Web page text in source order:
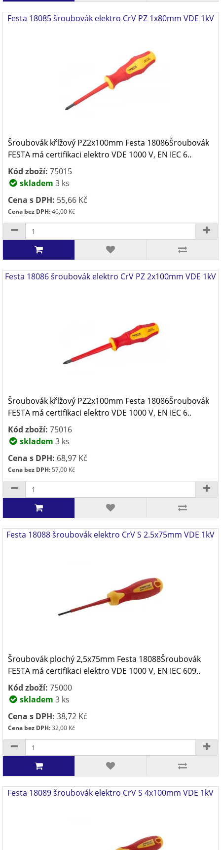
Festa 18085 šroubovák elektro CrV PZ 1x80mm VDE 1kV
Šroubovák křížový PZ2x100mm Festa 18086Šroubovák
FESTA má certifikaci elektro VDE 1000 V, EN IEC 6..
Kód zboží: 75015
skladem 3 ks
Cena s DPH: 55,66 Kč
Cena bez DPH:46,00 Kč
Festa 18086 šroubovák elektro CrV PZ 2x100mm VDE 1kV
Šroubovák křížový PZ2x100mm Festa 18086Šroubovák
FESTA má certifikaci elektro VDE 1000 V, EN IEC 6..
Kód zboží: 75016
skladem 3 ks
Cena s DPH: 68,97 Kč
Cena bez DPH:57,00 Kč
Festa 18088 šroubovák elektro CrV S 2.5x75mm VDE 1kV
Šroubovák plochý 2,5x75mm Festa 18088Šroubovák
FESTA má certifikaci elektro VDE 1000 V, EN IEC 609..
Kód zboží: 75000
skladem 3 ks
Cena s DPH: 38,72 Kč
Cena bez DPH:32,00 Kč
Festa 18089 šroubovák elektro CrV S 4x100mm VDE 1kV